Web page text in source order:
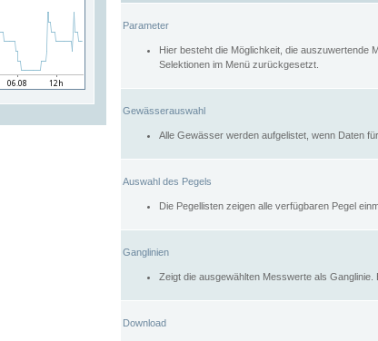
Parameter
Hier besteht die Möglichkeit, die auszuwertende
Selektionen im Menü zurückgesetzt.
Gewässerauswahl
Alle Gewässer werden aufgelistet, wenn Daten
Auswahl des Pegels
Die Pegellisten zeigen alle verfügbaren Pegel
Ganglinien
Zeigt die ausgewählten Messwerte als
Download